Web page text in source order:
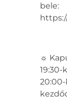
bele:
☼
19:30-